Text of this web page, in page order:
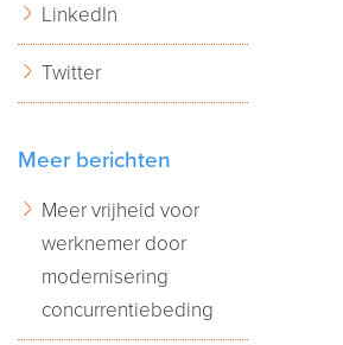
LinkedIn
Twitter
Meer berichten
Meer vrijheid voor
werknemer door
modernisering
concurrentiebeding